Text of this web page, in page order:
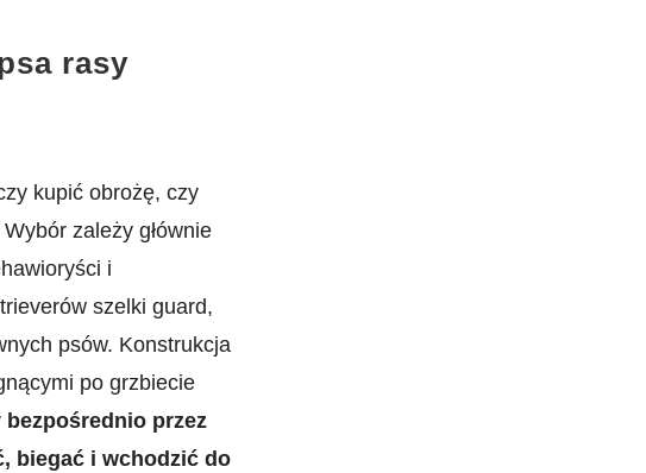
rasy
kupić obrożę, czy
zależy głównie
i
szelki guard,
psów. Konstrukcja
po grzbiecie
przez
biegać i wchodzić do